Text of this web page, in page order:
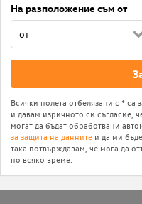
На разположение съм от
Всички полета отбелязани с *
и давам изричното си съгласие,
могат да бъдат обработвани
за защита на данните и да ми
така потвърждавам, че мога да
по всяко време.